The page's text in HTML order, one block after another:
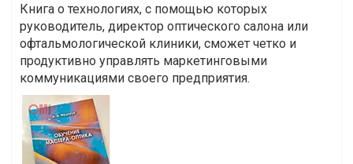
Книга о технологиях, с помощью которых
руководитель, директор оптического салона или
офтальмологической клиники, сможет четко и
продуктивно управлять маркетинговыми
коммуникациями своего предприятия.